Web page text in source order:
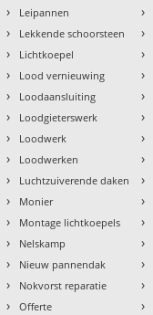
› Leipannen
› Lekkende schoorsteen
› Lichtkoepel
› Lood vernieuwing
› Loodaansluiting
› Loodgieterswerk
› Loodwerk
› Loodwerken
› Luchtzuiverende daken
› Monier
› Montage lichtkoepels
› Nelskamp
› Nieuw pannendak
› Nokvorst reparatie
› Offerte
›
›
›
›
›
›
›
›
›
›
›
›
›
›
›